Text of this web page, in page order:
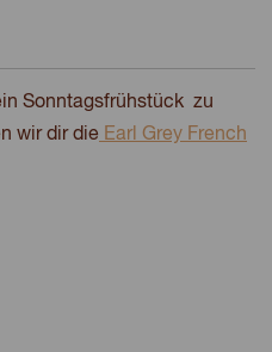
Sonntagsfrühstück zu
wir dir die Earl Grey French